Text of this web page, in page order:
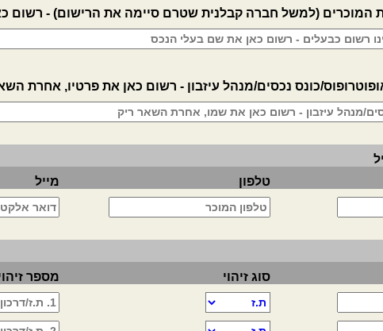
המוכרים (למשל חברה קבלנית שטרם סיימה את הרישום) - רשום
כונס נכסים/מנהל עיזבון - רשום כאן את פרטיו, אחרת
טלפון מייל
סוג זיהוי מספר